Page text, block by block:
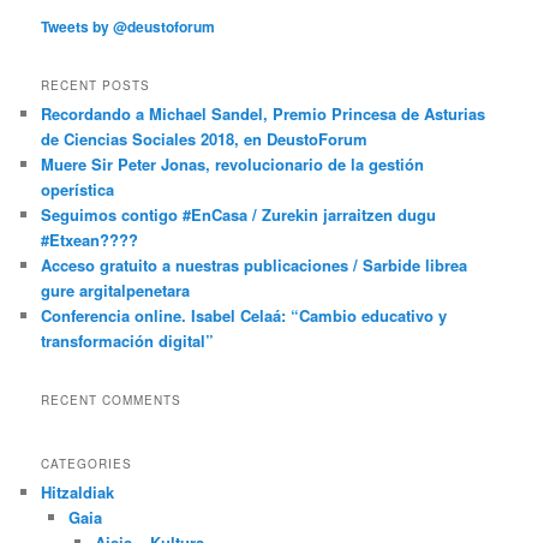
Tweets by @deustoforum
RECENT POSTS
Recordando a Michael Sandel, Premio Princesa de Asturias
de Ciencias Sociales 2018, en DeustoForum
Muere Sir Peter Jonas, revolucionario de la gestión
operística
Seguimos contigo #EnCasa / Zurekin jarraitzen dugu
#Etxean????
Acceso gratuito a nuestras publicaciones / Sarbide librea
gure argitalpenetara
Conferencia online. Isabel Celaá: “Cambio educativo y
transformación digital”
RECENT COMMENTS
CATEGORIES
Hitzaldiak
Gaia